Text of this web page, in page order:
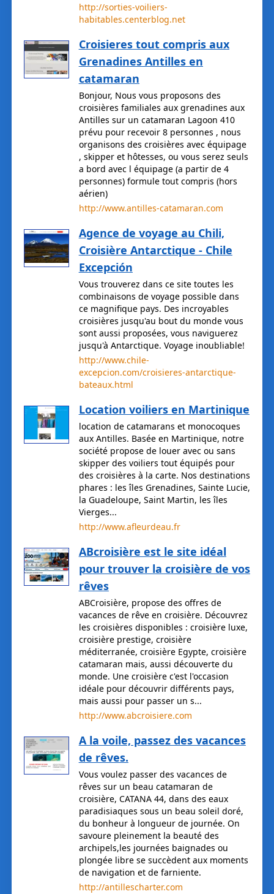
http://sorties-voiliers-
habitables.centerblog.net
Croisieres tout compris aux
Grenadines Antilles en
catamaran
Bonjour, Nous vous proposons des
croisières familiales aux grenadines aux
Antilles sur un catamaran Lagoon 410
prévu pour recevoir 8 personnes , nous
organisons des croisières avec équipage
, skipper et hôtesses, ou vous serez seuls
a bord avec l équipage (a partir de 4
personnes) formule tout compris (hors
aérien)
http://www.antilles-catamaran.com
Agence de voyage au Chili,
Croisière Antarctique - Chile
Excepción
Vous trouverez dans ce site toutes les
combinaisons de voyage possible dans
ce magnifique pays. Des incroyables
croisières jusqu'au bout du monde vous
sont aussi proposées, vous naviguerez
jusqu'à Antarctique. Voyage inoubliable!
http://www.chile-
excepcion.com/croisieres-antarctique-
bateaux.html
Location voiliers en Martinique
location de catamarans et monocoques
aux Antilles. Basée en Martinique, notre
société propose de louer avec ou sans
skipper des voiliers tout équipés pour
des croisières à la carte. Nos destinations
phares : les îles Grenadines, Sainte Lucie,
la Guadeloupe, Saint Martin, les îles
Vierges...
http://www.afleurdeau.fr
ABcroisière est le site idéal
pour trouver la croisière de vos
rêves
ABCroisière, propose des offres de
vacances de rêve en croisière. Découvrez
les croisières disponibles : croisière luxe,
croisière prestige, croisière
méditerranée, croisière Egypte, croisière
catamaran mais, aussi découverte du
monde. Une croisière c'est l'occasion
idéale pour découvrir différents pays,
mais aussi pour passer un s...
http://www.abcroisiere.com
A la voile, passez des vacances
de rêves.
Vous voulez passer des vacances de
rêves sur un beau catamaran de
croisière, CATANA 44, dans des eaux
paradisiaques sous un beau soleil doré,
du bonheur à longueur de journée. On
savoure pleinement la beauté des
archipels,les journées baignades ou
plongée libre se succèdent aux moments
de navigation et de farniente.
http://antillescharter.com